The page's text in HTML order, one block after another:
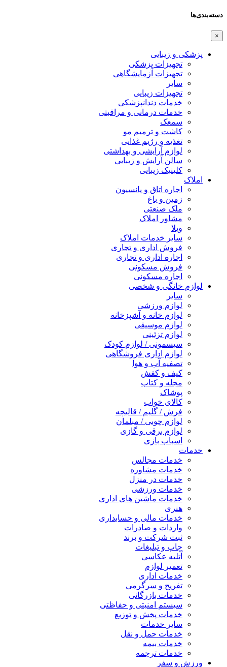
دسته‌بندی‌ها
×
پزشکی و زیبایی
تجهیزات پزشکی
تجهیزات آزمایشگاهی
سایر
تجهیزات زیبایی
خدمات دندانپزشکی
خدمات درمانی و مراقبتی
سمعک
کاشت و ترمیم مو
تغذیه و رژیم غذایی
لوازم آرایشی و بهداشتی
سالن آرایش و زیبایی
کلینیک زیبایی
املاک
اجاره اتاق و پانسیون
زمین و باغ
ملک صنعتی
مشاور املاک
ویلا
سایر خدمات املاک
فروش اداری و تجاری
اجاره اداری و تجاری
فروش مسکونی
اجاره مسکونی
لوازم خانگی و شخصی
سایر
لوازم ورزشی
لوازم خانه و آشپزخانه
لوازم موسیقی
لوازم تزئینی
سیسمونی / لوازم کودک
لوازم اداری فروشگاهی
تصفیه آب و هوا
کیف و کفش
مجله و کتاب
پوشاک
کالای خواب
فرش / گلیم / قالیچه
لوازم چوبی / مبلمان
لوازم برقی و گازی
اسباب بازی
خدمات
خدمات مجالس
خدمات مشاوره
خدمات در منزل
خدمات ورزشی
خدمات ماشین های اداری
هنری
خدمات مالی و حسابداری
واردات و صادرات
ثبت شرکت و برند
چاپ و تبلیغات
آتلیه عکاسی
تعمیر لوازم
خدمات اداری
تفریح و سرگرمی
خدمات بازرگانی
سیستم امنیتی و حفاظتی
خدمات پخش و توزیع
سایر خدمات
خدمات حمل و نقل
خدمات بیمه
خدمات ترجمه
ورزش و سفر